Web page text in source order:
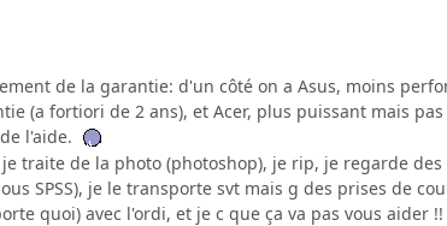
de la garantie: d'un côté on a Asus, moins
(a fortiori de 2 ans), et Acer, plus puissant mais
l'aide.
traite de la photo (photoshop), je rip, je regarde
SPSS), je le transporte svt mais g des prises de
quoi) avec l'ordi, et je c que ça va pas vous aider !!